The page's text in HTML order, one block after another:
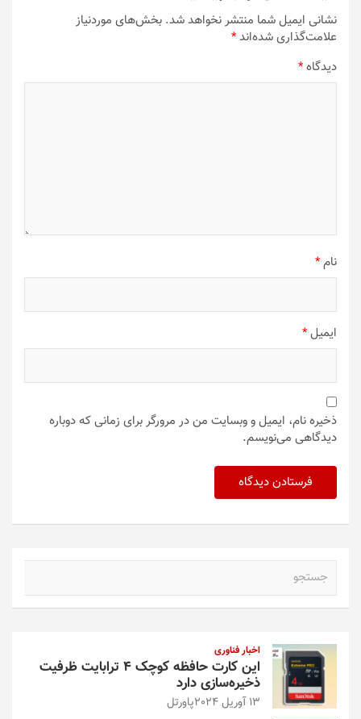
نشانی ایمیل شما منتشر نخواهد شد. بخش‌های موردنیاز
علامت‌گذاری شده‌اند*
دیدگاه*
نام*
ایمیل*
ذخیره نام، ایمیل و وبسایت من در مرورگر برای زمانی که دوباره
دیدگاهی می‌نویسم.
اخبار فناوری
این کارت حافظه کوچک ۴ ترابایت ظرفیت
ذخیره‌سازی دارد
13 آوریل 2024 پاورتل